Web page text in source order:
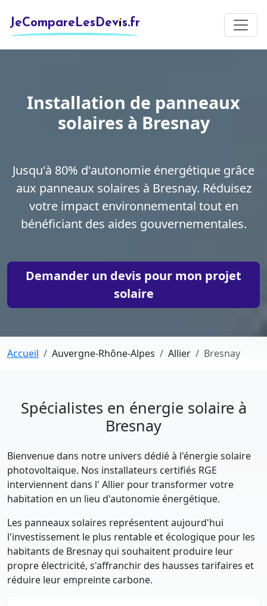
JeCompareLesDevis.fr
Installation de panneaux
solaires à Bresnay
Jusqu'à 80% d'autonomie énergétique grâce
aux panneaux solaires à Bresnay. Réduisez
votre impact environnemental tout en
bénéficiant des aides gouvernementales.
Demander un devis pour mon projet
solaire
Accueil Auvergne-Rhône-Alpes Allier Bresnay
Spécialistes en énergie solaire à
Bresnay
Bienvenue dans notre univers dédié à l'énergie solaire
photovoltaïque. Nos installateurs certifiés RGE
interviennent dans l' Allier pour transformer votre
habitation en un lieu d'autonomie énergétique.
Les panneaux solaires représentent aujourd'hui
l'investissement le plus rentable et écologique pour les
habitants de Bresnay qui souhaitent produire leur
propre électricité, s'affranchir des hausses tarifaires et
réduire leur empreinte carbone.